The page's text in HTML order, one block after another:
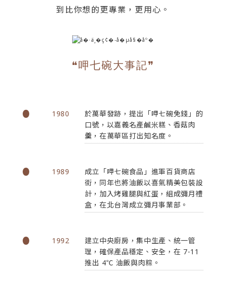
到比你想的更專業，更用心。
❝呷七碗大事記❞
1980
於萬華發跡，提出「呷七碗免錢」的
口號，以嘉義名產鹹米糕、香菇肉
羹，在萬華區打出知名度。
1989
成立「呷七碗食品」進軍百貨商店
街，同年也將油飯以喜氣精美包裝設
計，加入烤雞腿與紅蛋，組成彌月禮
盒，在北台灣成立彌月事業部。
1992
建立中央廚房，集中生產、統一管
理，確保產品穩定、安全，在 7-11
推出 4℃ 油飯與肉粽。